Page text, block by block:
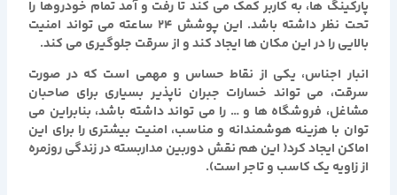
پارکینگ ها، به کاربر کمک می کند تا رفت و آمد تمام خودروها را
تحت نظر داشته باشد. این پوشش ۲۴ ساعته می تواند امنیت
بالایی را در این مکان ها ایجاد کند و از سرقت جلوگیری می کند.
انبار اجناس، یکی از نقاط حساس و مهمی است که در صورت
سرقت، می تواند خسارات جبران ناپذیر بسیاری برای صاحبان
مشاغل، فروشگاه ها و … را می تواند داشته باشد، بنابراین می
توان با هزینه هوشمندانه و مناسب، امنیت بیشتری را برای این
اماکن ایجاد کرد( این هم نقش دوربین مداربسته در زندگی روزمره
از زاویه یک کاسب و تاجر است).